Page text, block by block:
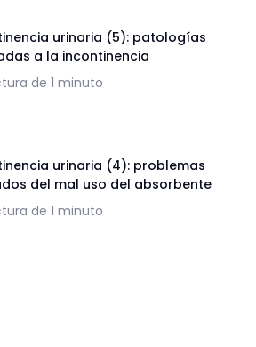
urinaria (5): patologías
a la incontinencia
de 1 minuto
urinaria (4): problemas
del mal uso del absorbente
de 1 minuto